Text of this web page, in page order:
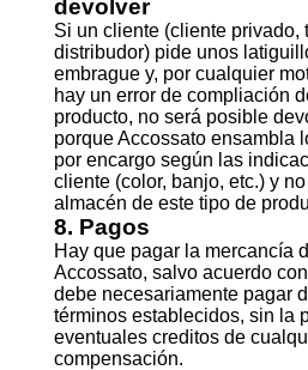
devolver
Si un cliente (cliente privado,
distribudor) pide unos
embrague y, por cualquier
hay un error de compliación
producto, no será posible
porque Accossato ensambla
por encargo según las
cliente (color, banjo, etc.) y
almacén de este tipo de
8. Pagos
Hay que pagar la mercancía
Accossato, salvo acuerdo
debe necesariamente pagar
términos establecidos, sin la
eventuales creditos de
compensación.